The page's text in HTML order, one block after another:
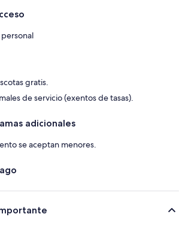
gratis.
de servicio (exentos de tasas).
adicionales
se aceptan menores.